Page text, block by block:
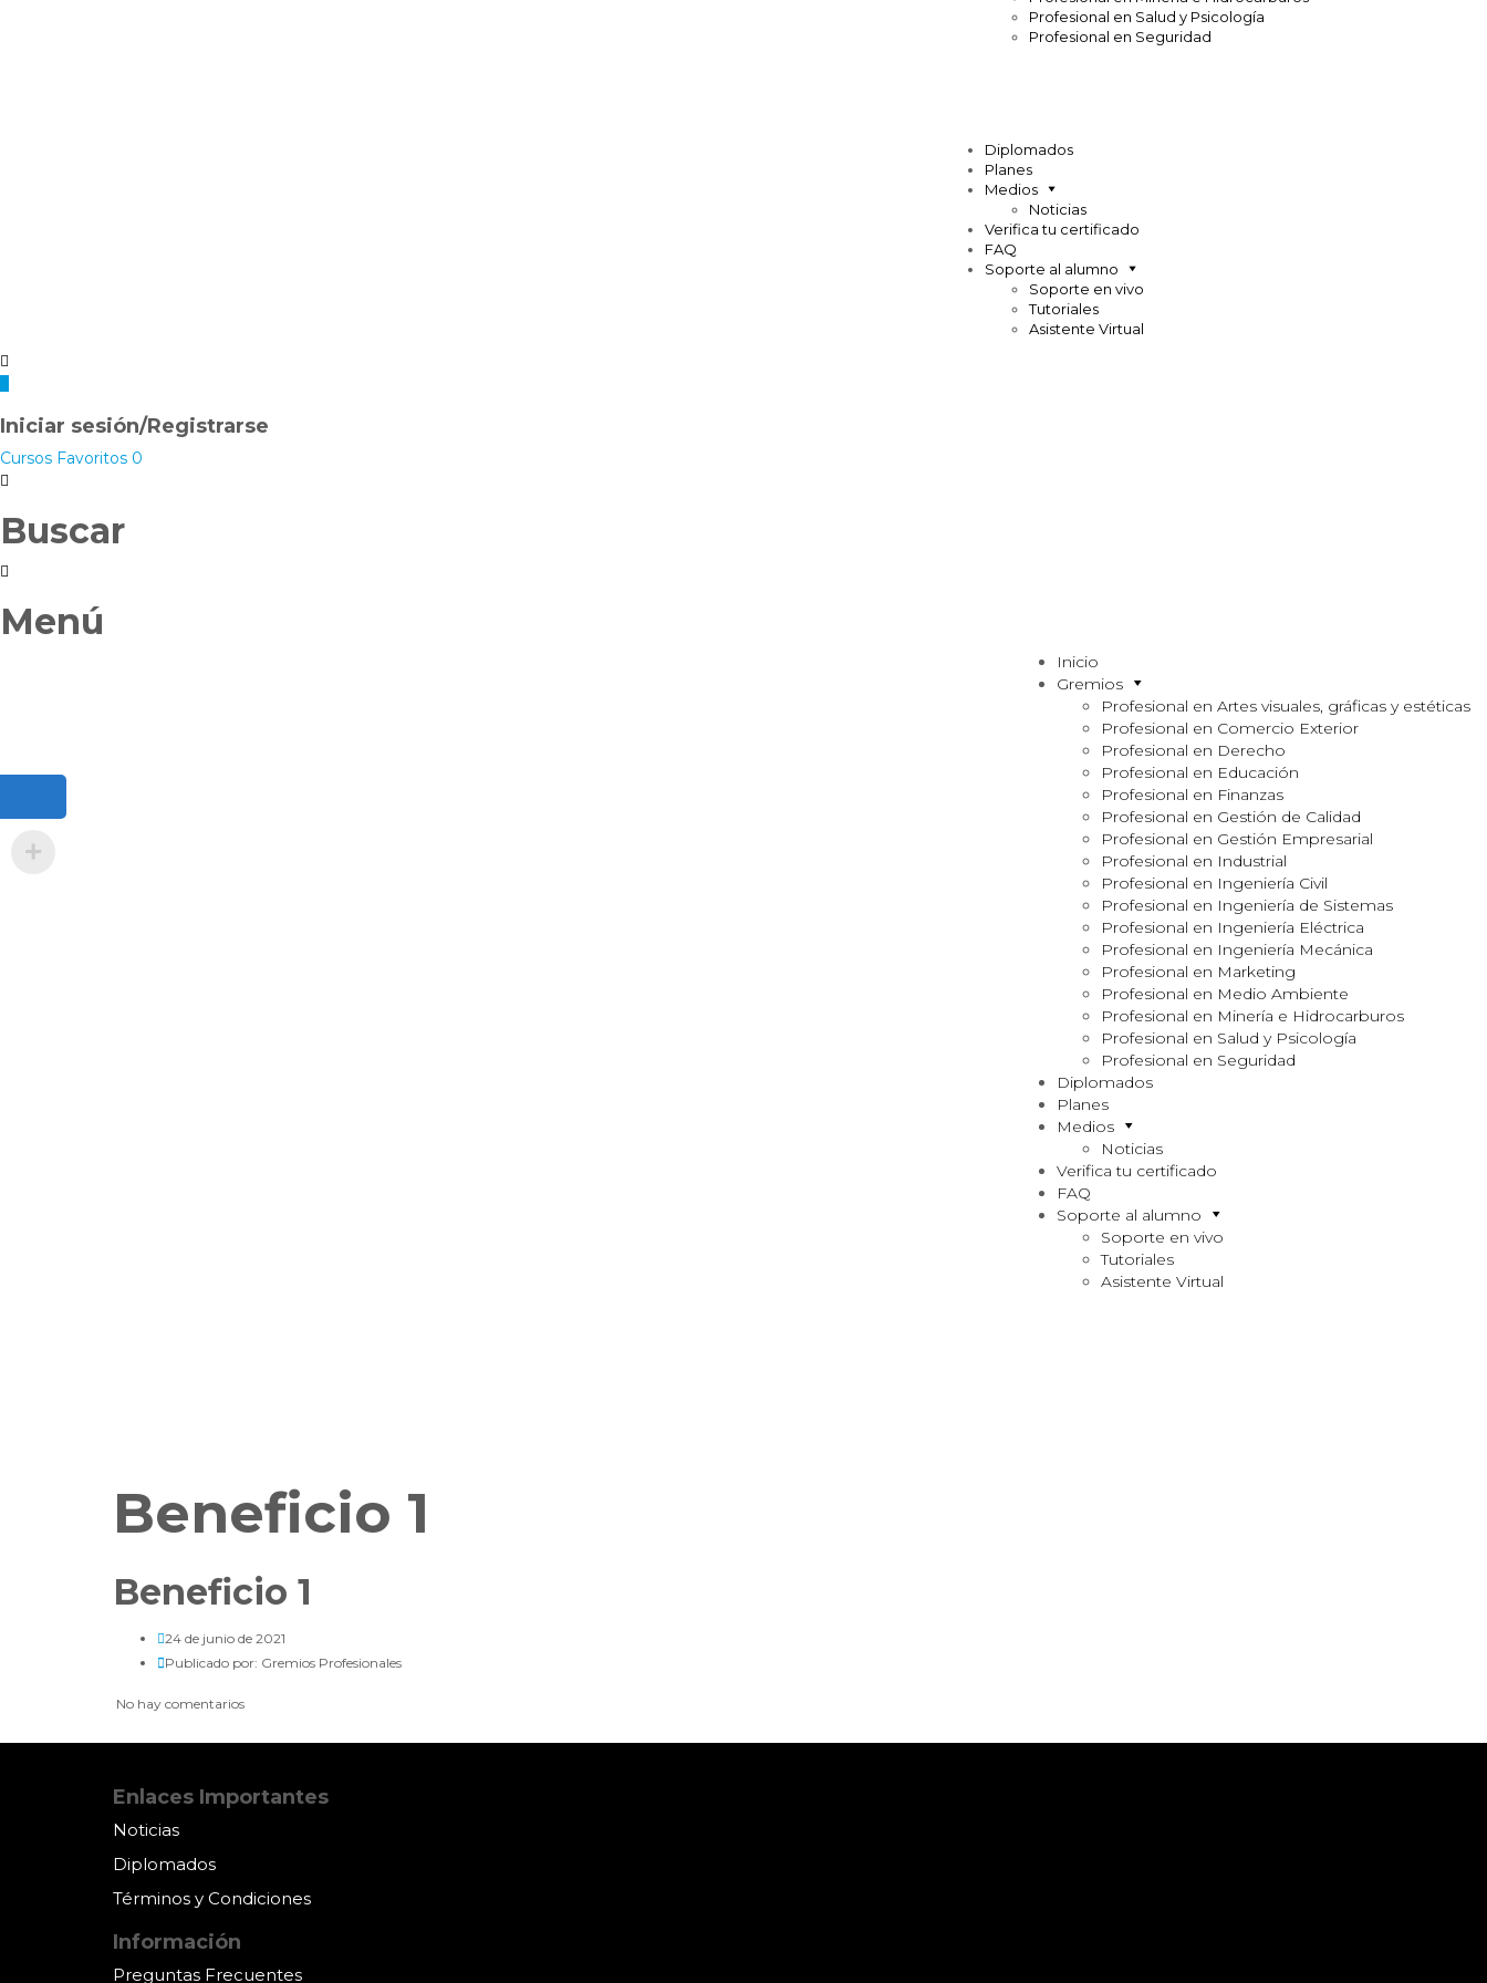
Profesional en Salud y Psicología
Profesional en Seguridad
Diplomados
Planes
Medios
Noticias
Verifica tu certificado
FAQ
Soporte al alumno
Soporte en vivo
Tutoriales
Asistente Virtual
Iniciar sesión/Registrarse
Cursos Favoritos 0
Buscar
Menú
Inicio
Gremios
Profesional en Artes visuales, gráficas y estéticas
Profesional en Comercio Exterior
Profesional en Derecho
Profesional en Educación
Profesional en Finanzas
Profesional en Gestión de Calidad
Profesional en Gestión Empresarial
Profesional en Industrial
Profesional en Ingeniería Civil
Profesional en Ingeniería de Sistemas
Profesional en Ingeniería Eléctrica
Profesional en Ingeniería Mecánica
Profesional en Marketing
Profesional en Medio Ambiente
Profesional en Minería e Hidrocarburos
Profesional en Salud y Psicología
Profesional en Seguridad
Diplomados
Planes
Medios
Noticias
Verifica tu certificado
FAQ
Soporte al alumno
Soporte en vivo
Tutoriales
Asistente Virtual
Beneficio 1
Beneficio 1
24 de junio de 2021
Publicado por: Gremios Profesionales
No hay comentarios
Enlaces Importantes
Noticias
Diplomados
Términos y Condiciones
Información
Preguntas Frecuentes